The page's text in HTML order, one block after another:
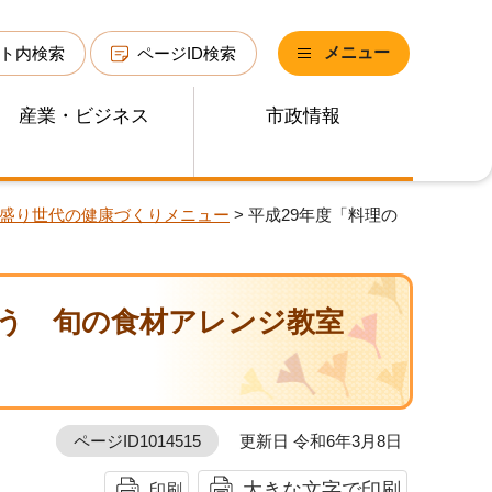
内検索 ページID検索 メニュー
産業・ビジネス 市政情報
り世代の健康づくりメニュー > 平成29年度「料理の
旬の食材アレンジ教室
ページID1014515 更新日 令和6年3月8日